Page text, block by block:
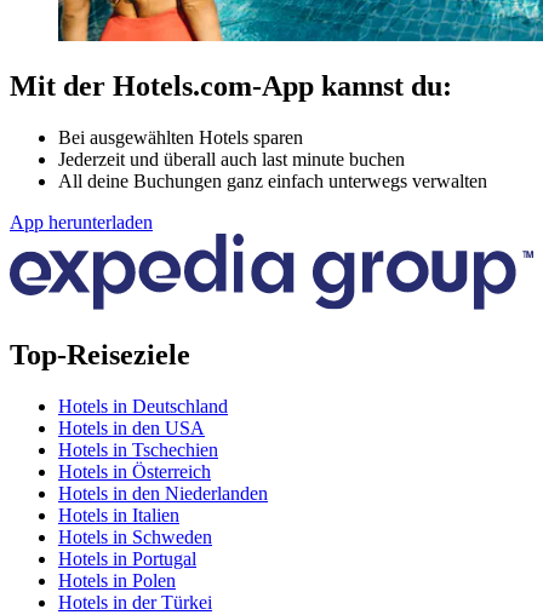
Mit der Hotels.com-App kannst du:
Bei ausgewählten Hotels sparen
Jederzeit und überall auch last minute buchen
All deine Buchungen ganz einfach unterwegs verwalten
App herunterladen
Top-Reiseziele
Hotels in Deutschland
Hotels in den USA
Hotels in Tschechien
Hotels in Österreich
Hotels in den Niederlanden
Hotels in Italien
Hotels in Schweden
Hotels in Portugal
Hotels in Polen
Hotels in der Türkei